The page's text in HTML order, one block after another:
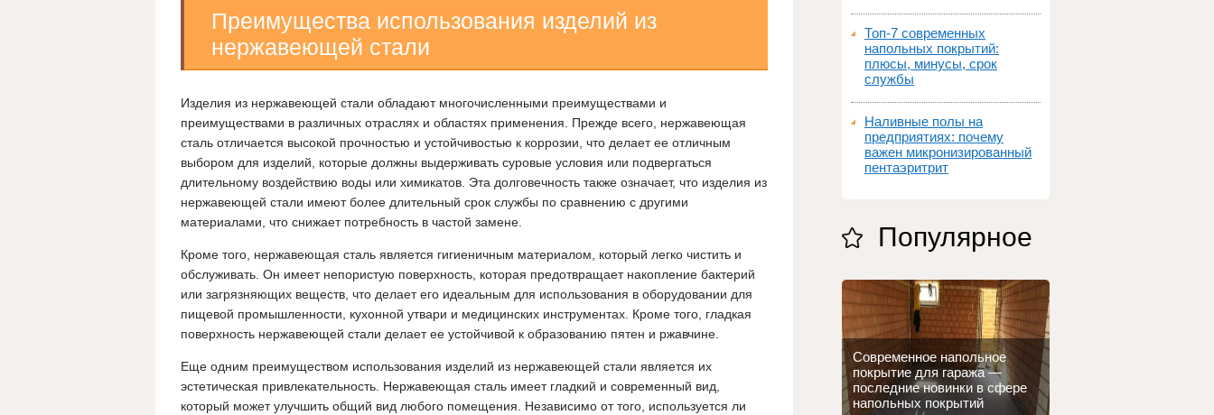
Преимущества использования изделий из
нержавеющей стали
Изделия из нержавеющей стали обладают многочисленными преимуществами и
преимуществами в различных отраслях и областях применения. Прежде всего, нержавеющая
сталь отличается высокой прочностью и устойчивостью к коррозии, что делает ее отличным
выбором для изделий, которые должны выдерживать суровые условия или подвергаться
длительному воздействию воды или химикатов. Эта долговечность также означает, что изделия из
нержавеющей стали имеют более длительный срок службы по сравнению с другими
материалами, что снижает потребность в частой замене.
Кроме того, нержавеющая сталь является гигиеничным материалом, который легко чистить и
обслуживать. Он имеет непористую поверхность, которая предотвращает накопление бактерий
или загрязняющих веществ, что делает его идеальным для использования в оборудовании для
пищевой промышленности, кухонной утвари и медицинских инструментах. Кроме того, гладкая
поверхность нержавеющей стали делает ее устойчивой к образованию пятен и ржавчине.
Еще одним преимуществом использования изделий из нержавеющей стали является их
эстетическая привлекательность. Нержавеющая сталь имеет гладкий и современный вид,
который может улучшить общий вид любого помещения. Независимо от того, используется ли
Топ‑7 современных
напольных покрытий:
плюсы, минусы, срок
службы
Наливные полы на
предприятиях: почему
важен микронизированный
пентаэритрит
Популярное
Современное напольное
покрытие для гаража —
последние новинки в сфере
напольных покрытий